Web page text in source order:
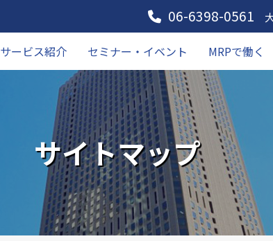
06-6398-0561
サービス紹介 セミナー・イベント MRPで働く
サイトマップ